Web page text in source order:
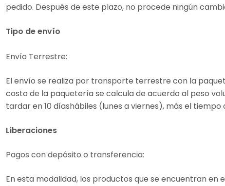
pedido. Después de este plazo, no procede ningún
Tipo de envío
Envío Terrestre:
El envío se realiza por transporte terrestre con la
costo de la paquetería se calcula de acuerdo al peso
tardar en 10 díashábiles (lunes a viernes), más el
Liberaciones
Pagos con depósito o transferencia:
En esta modalidad, los productos que se encuentran en